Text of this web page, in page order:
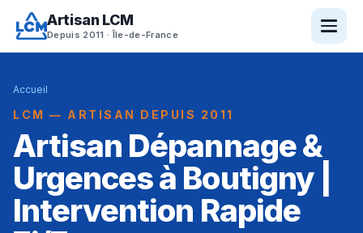
Artisan LCM
Depuis 2011 · Île-de-France
Accueil
LCM — ARTISAN DEPUIS 2011
Artisan Dépannage &
Urgences à Boutigny |
Intervention Rapide